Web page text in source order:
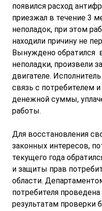
появился расход
приезжал в течение 3
неполадок, при этом
находили причину не
Вынуждено обратился
неполадки, произвели
двигателе.
связь с потребителем
денежной суммы,
работы.
Для восстановления
законных интересов,
текущего года
и защиты прав
области.
потребителя
результатам проверки